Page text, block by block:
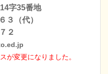
字35番地
３（代）
２
が変更になりました 。